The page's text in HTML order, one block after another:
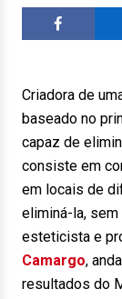
Criadora de
baseado no
capaz de
consiste em
em locais de
eliminá-la,
esteticista e
Camargo,
resultados do